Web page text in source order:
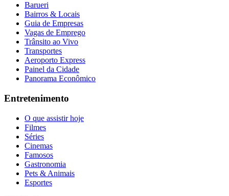
Barueri
Bairros & Locais
Guia de Empresas
Vagas de Emprego
Trânsito ao Vivo
Transportes
Aeroporto Express
Painel da Cidade
Panorama Econômico
Entretenimento
O que assistir hoje
Filmes
Séries
Cinemas
Famosos
Gastronomia
Pets & Animais
Esportes